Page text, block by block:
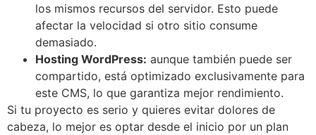
los mismos recursos del servidor. Esto puede
afectar la velocidad si otro sitio consume
demasiado.
Hosting WordPress: aunque también puede ser
compartido, está optimizado exclusivamente para
este CMS, lo que garantiza mejor rendimiento.
Si tu proyecto es serio y quieres evitar dolores de
cabeza, lo mejor es optar desde el inicio por un plan